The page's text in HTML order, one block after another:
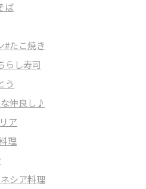
ば
#たこ焼き
らし寿司
う
仲良し♪
ア
理
シア料理